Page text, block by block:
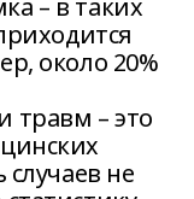
– в таких
около 20%
травм – это
не